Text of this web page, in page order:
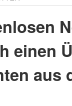
einen
aus